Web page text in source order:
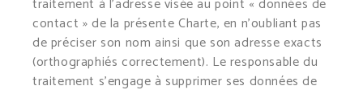
contact » de la présente Charte, en n’oubliant pas
de préciser son nom ainsi que son adresse exacts
(orthographiés correctement). Le responsable du
traitement s’engage à supprimer ses données de